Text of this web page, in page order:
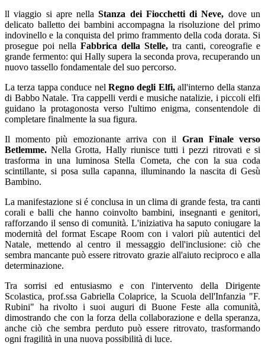
ll viaggio si apre nellaStanza dei Fiocchetti di Neve, dove un
delicato balletto dei bambini accompagna la risoluzione del primo
indovinello e la conquista del primo frammento della coda dorata. Si
prosegue poi nella Fabbrica della Stelle, tra canti, coreografie e
grande fermento: qui Hally supera la seconda prova, recuperando un
nuovo tassello fondamentale del suo percorso.
La terza tappa conduce nel Regno degli Elfi,all'interno della stanza
di Babbo Natale. Tra cappelli verdi e musiche natalizie, i piccoli elfi
guidano la protagonosta verso l'ultimo enigma, consentendole di
completare finalmente la sua figura.
Il momento più emozionante arriva con il Gran Finale verso
Betlemme.Nella Grotta, Hally riunisce tutti i pezzi ritrovati e si
trasforma in una luminosa Stella Cometa, che con la sua coda
scintillante, si posa sulla capanna, illuminando la nascita di Gesù
Bambino.
La manifestazione si é conclusa in un clima di grande festa, tra canti
corali e balli che hanno coinvolto bambini, insegnanti e genitori,
rafforzando il senso di comunità. L'iniziativa ha saputo coniugare la
modernità del format Escape Room con i valori più autentici del
Natale, mettendo al centro il messaggio dell'inclusione: ciò che
sembra mancante può essere ritrovato grazie all'aiuto reciproco e alla
determinazione.
Tra sorrisi ed entusiasmo e con l'intervento della Dirigente
Scolastica, prof.ssa Gabriella Colaprice, la Scuola dell'Infanzia "F.
Rubini" ha rivolto i suoi auguri di Buone Feste alla comunità,
dimostrando che con la forza della collaborazione e della speranza,
anche ciò che sembra perduto può essere ritrovato, trasformando
ogni fragilità in una nuova possibilità di luce.